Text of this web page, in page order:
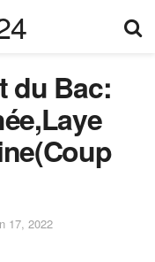
du Bac:
17, 2022